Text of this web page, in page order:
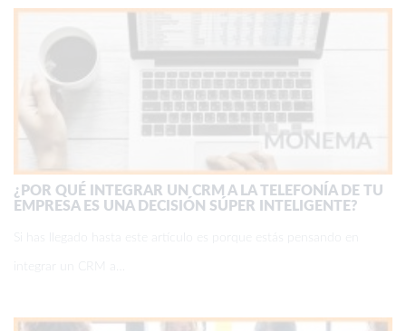
¿POR QUÉ INTEGRAR UN CRM A LA TELEFONÍA DE TU
EMPRESA ES UNA DECISIÓN SÚPER INTELIGENTE?
Si has llegado hasta este artículo es porque estás pensando en
integrar un CRM a…